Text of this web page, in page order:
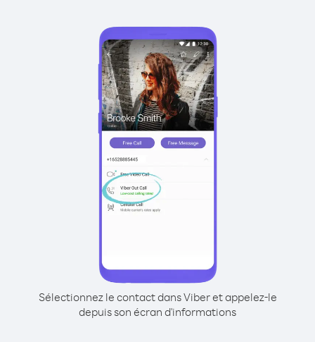
Sélectionnez le contact dans Viber et appelez-le
depuis son écran d'informations